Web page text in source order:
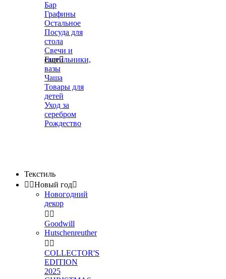
Бар
Графины
Остальное
Посуда для
стола
Свечи и
светильники,
вазы
Чаша
Товары для
детей
Уход за
серебром
Рождество
Еще
Текстиль
 Новый год
Новогодний
декор
 
Goodwill
Hutschenreuther
 
COLLECTOR'S
EDITION
2025